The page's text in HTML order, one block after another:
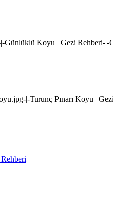
Koyu | Gezi Rehberi-
|-Turunç Pınarı Koyu |